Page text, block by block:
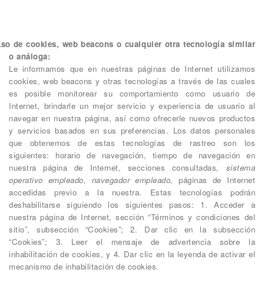
de cookies, web beacons o cualquier otra tecnología similar
o análoga:
Le informamos que en nuestras páginas de Internet utilizamos
cookies, web beacons y otras tecnologías a través de las cuales
es posible monitorear su comportamiento como usuario de
Internet, brindarle un mejor servicio y experiencia de usuario al
navegar en nuestra página, así como ofrecerle nuevos productos
y servicios basados en sus preferencias. Los datos personales
que obtenemos de estas tecnologías de rastreo son los
siguientes: horario de navegación, tiempo de navegación en
nuestra página de Internet, secciones consultadas, sistema
operativo empleado, navegador empleado, páginas de Internet
accedidas previo a la nuestra. Estas tecnologías podrán
deshabilitarse siguiendo los siguientes pasos: 1. Acceder a
nuestra página de Internet, sección “Términos y condiciones del
sitio”, subsección “Cookies”; 2. Dar clic en la subsección
“Cookies”; 3. Leer el mensaje de advertencia sobre la
inhabilitación de cookies, y 4. Dar clic en la leyenda de activar el
mecanismo de inhabilitación de cookies.